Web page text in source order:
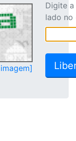
Digite
lado no